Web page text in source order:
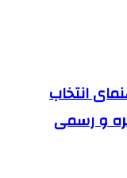
انتخاب
و رسمی